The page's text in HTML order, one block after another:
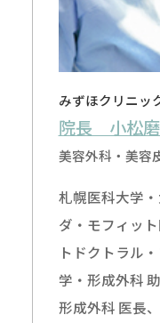
みずほクリニッ
院長 小松磨
美容外科・美
札幌医科大学
ダ・モフィッ
トドクトラル
学・形成外科
形成外科 医長